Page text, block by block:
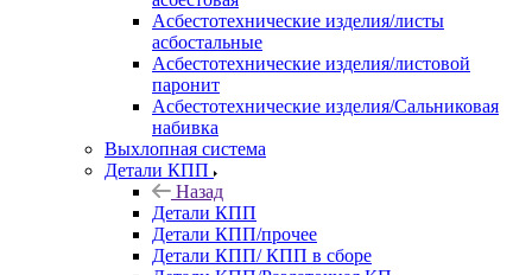
Асбестотехнические изделия/листы
асбостальные
Асбестотехнические изделия/листовой
паронит
Асбестотехнические изделия/Сальниковая
набивка
Выхлопная система
Детали КПП
Назад
Детали КПП
Детали КПП/прочее
Детали КПП/ КПП в сборе